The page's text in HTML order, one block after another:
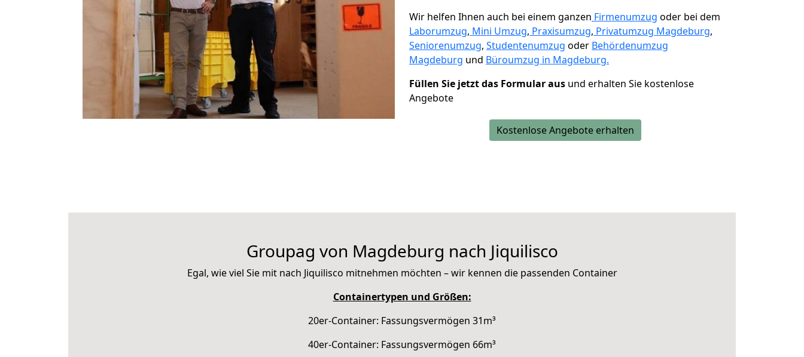
Wir helfen Ihnen auch bei einem ganzen Firmenumzug oder bei dem
Laborumzug, Mini Umzug, Praxisumzug, Privatumzug Magdeburg,
Seniorenumzug, Studentenumzug oder Behördenumzug
Magdeburg und Büroumzug in Magdeburg.
Füllen Sie jetzt das Formular aus und erhalten Sie kostenlose
Angebote
Kostenlose Angebote erhalten
Groupag von Magdeburg nach Jiquilisco
Egal, wie viel Sie mit nach Jiquilisco mitnehmen möchten – wir kennen die passenden Container
Containertypen und Größen:
20er-Container: Fassungsvermögen 31m³
40er-Container: Fassungsvermögen 66m³